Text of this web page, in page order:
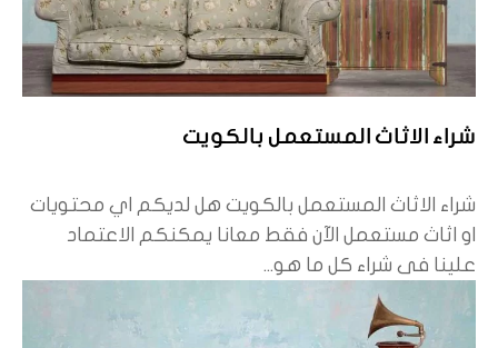
شراء الاثاث المستعمل بالكويت
شراء الاثاث المستعمل بالكويت هل لديكم اي محتويات
او اثاث مستعمل الآن فقط معانا يمكنكم الاعتماد
علينا فى شراء كل ما هو...